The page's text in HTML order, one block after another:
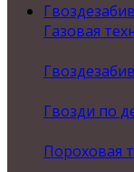
Газовая
Гвозди по
Пороховая